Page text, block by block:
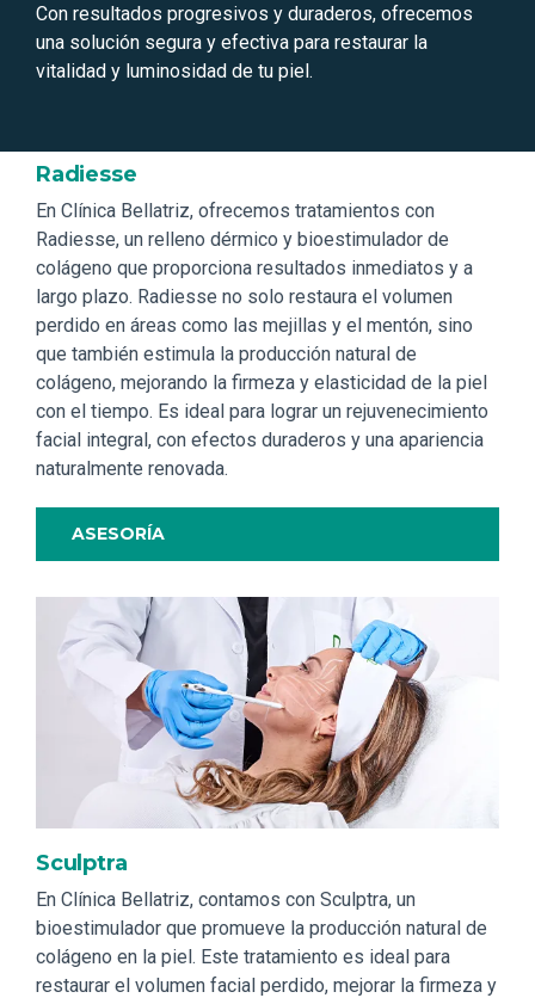
Con resultados progresivos y duraderos, ofrecemos
una solución segura y efectiva para restaurar la
vitalidad y luminosidad de tu piel.
Radiesse
En Clínica Bellatriz, ofrecemos tratamientos con
Radiesse, un relleno dérmico y bioestimulador de
colágeno que proporciona resultados inmediatos y a
largo plazo. Radiesse no solo restaura el volumen
perdido en áreas como las mejillas y el mentón, sino
que también estimula la producción natural de
colágeno, mejorando la firmeza y elasticidad de la piel
con el tiempo. Es ideal para lograr un rejuvenecimiento
facial integral, con efectos duraderos y una apariencia
naturalmente renovada.
ASESORÍA
Sculptra
En Clínica Bellatriz, contamos con Sculptra, un
bioestimulador que promueve la producción natural de
colágeno en la piel. Este tratamiento es ideal para
restaurar el volumen facial perdido, mejorar la firmeza y